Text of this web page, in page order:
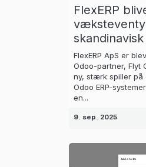
FlexERP
FlexERP ApS er
Odoo-partner, Flyt
ny, stærk spiller på
Odoo ERP-
en...
9. sep. 2025